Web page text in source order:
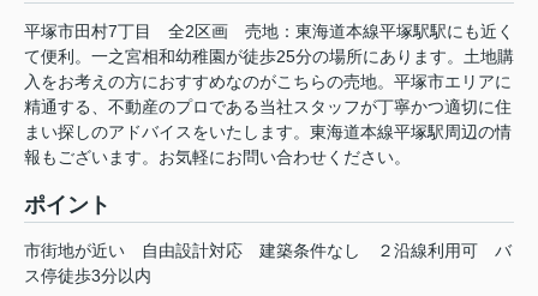
平塚市田村7丁目 全2区画 売地：東海道本線平塚駅駅にも近く
て便利。一之宮相和幼稚園が徒歩25分の場所にあります。土地購
入をお考えの方におすすめなのがこちらの売地。平塚市エリアに
精通する、不動産のプロである当社スタッフが丁寧かつ適切に住
まい探しのアドバイスをいたします。東海道本線平塚駅周辺の情
報もございます。お気軽にお問い合わせください。
ポイント
市街地が近い 自由設計対応 建築条件なし ２沿線利用可
バ
ス停徒歩3分以内